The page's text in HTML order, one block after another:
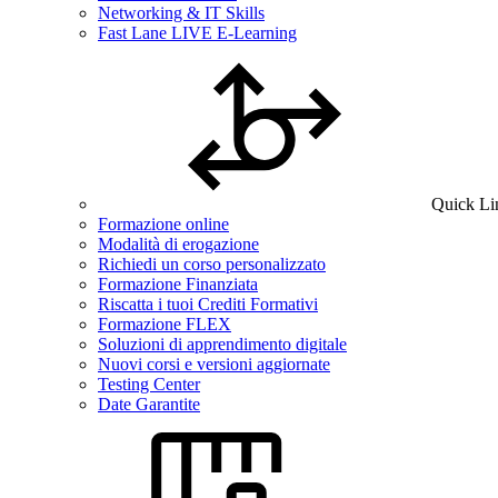
Networking & IT Skills
Fast Lane LIVE E-Learning
Quick
Formazione online
Modalità di erogazione
Richiedi un corso personalizzato
Formazione Finanziata
Riscatta i tuoi Crediti Formativi
Formazione FLEX
Soluzioni di apprendimento digitale
Nuovi corsi e versioni aggiornate
Testing Center
Date Garantite